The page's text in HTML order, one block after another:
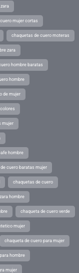
mujer cortas
chaquetas de cuero moteras
zara
hombre baratas
hombre
de mujer
mujer
hombre
cuero baratas mujer
chaquetas de cuero
hombre
chaqueta de cuero verde
mujer
chaqueta de cuero para mujer
hombre
mujer